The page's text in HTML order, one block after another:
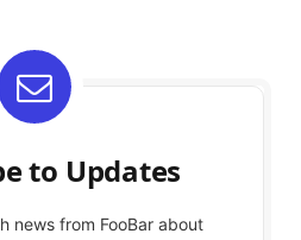
to Updates
news from FooBar about